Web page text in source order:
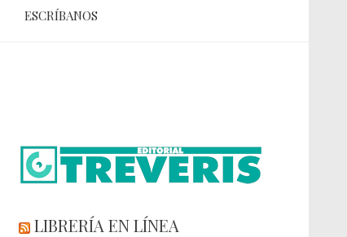
ESCRÍBANOS
LIBRERÍA EN LÍNEA